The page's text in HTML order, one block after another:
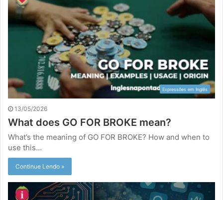
Expressões em Inglês
13/05/2026
What does GO FOR BROKE mean?
What’s the meaning of GO FOR BROKE? How and when to
use this…
Continue Lendo »